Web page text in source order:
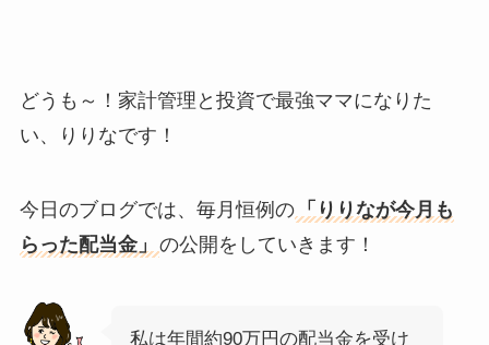
どうも～！家計管理と投資で最強ママになりた
い、りりなです！
今日のブログでは、毎月恒例の 「りりなが今月も
らった配当金」 の公開をしていきます！
私は年間約90万円の配当金を受け